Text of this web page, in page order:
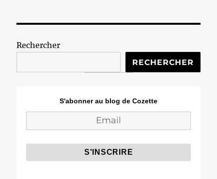
Rechercher
RECHERCHER
S'abonner au blog de Cozette